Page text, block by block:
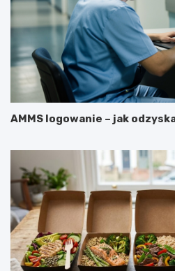
AMMS logowanie – jak